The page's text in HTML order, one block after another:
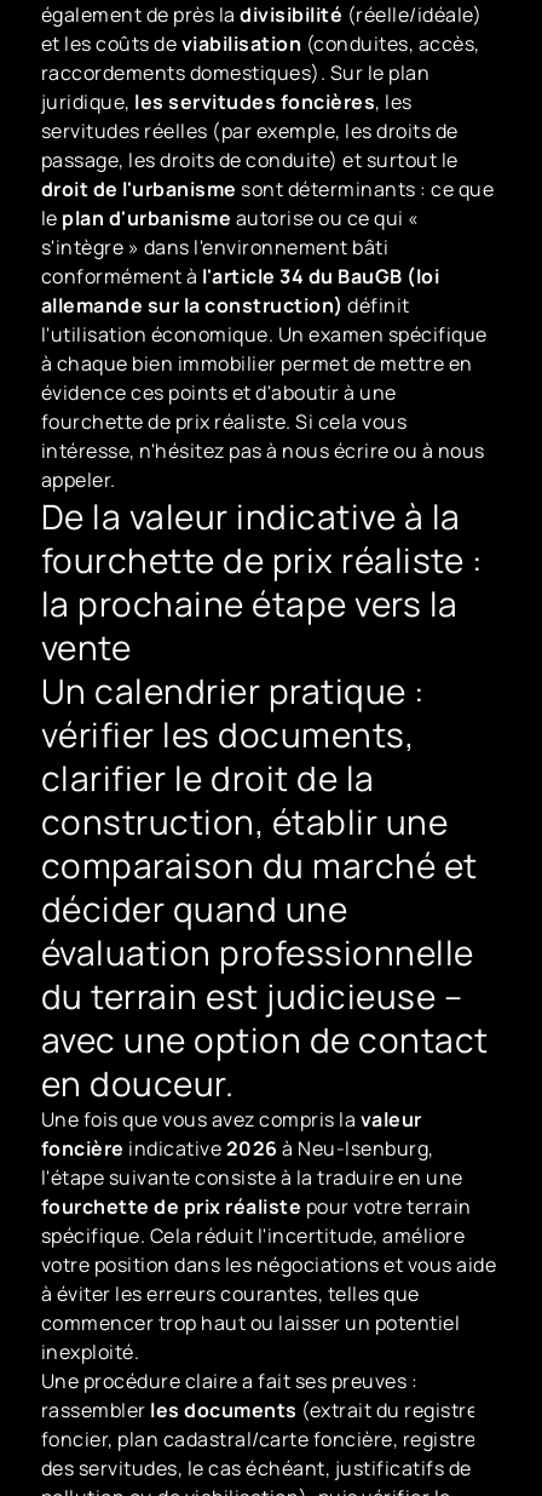
également de près ladivisibilité (réelle/idéale)
et les coûts deviabilisation (conduites, accès,
raccordements domestiques). Sur le plan
juridique, les servitudes foncières, les
servitudes réelles (par exemple, les droits de
passage, les droits de conduite) et surtout le
droit de l'urbanisme sont déterminants : ce que
le plan d'urbanisme autorise ou ce qui «
s'intègre » dans l'environnement bâti
conformément à l'article 34 du BauGB (loi
allemande sur la construction) définit
l'utilisation économique. Un examen spécifique
à chaque bien immobilier permet de mettre en
évidence ces points et d'aboutir à une
fourchette de prix réaliste. Si cela vous
intéresse, n'hésitez pas à nous écrire ou à nous
appeler.
De la valeur indicative à la
fourchette de prix réaliste :
la prochaine étape vers la
vente
Un calendrier pratique :
vérifier les documents,
clarifier le droit de la
construction, établir une
comparaison du marché et
décider quand une
évaluation professionnelle
du terrain est judicieuse –
avec une option de contact
en douceur.
Une fois que vous avez compris la valeur
foncière indicative2026 à Neu-Isenburg,
l'étape suivante consiste à la traduire en une
fourchette de prix réaliste pour votre terrain
spécifique. Cela réduit l'incertitude, améliore
votre position dans les négociations et vous aide
à éviter les erreurs courantes, telles que
commencer trop haut ou laisser un potentiel
inexploité.
Une procédure claire a fait ses preuves :
rassembler les documents (extrait du registre
foncier, plan cadastral/carte foncière, registre
des servitudes, le cas échéant, justificatifs de